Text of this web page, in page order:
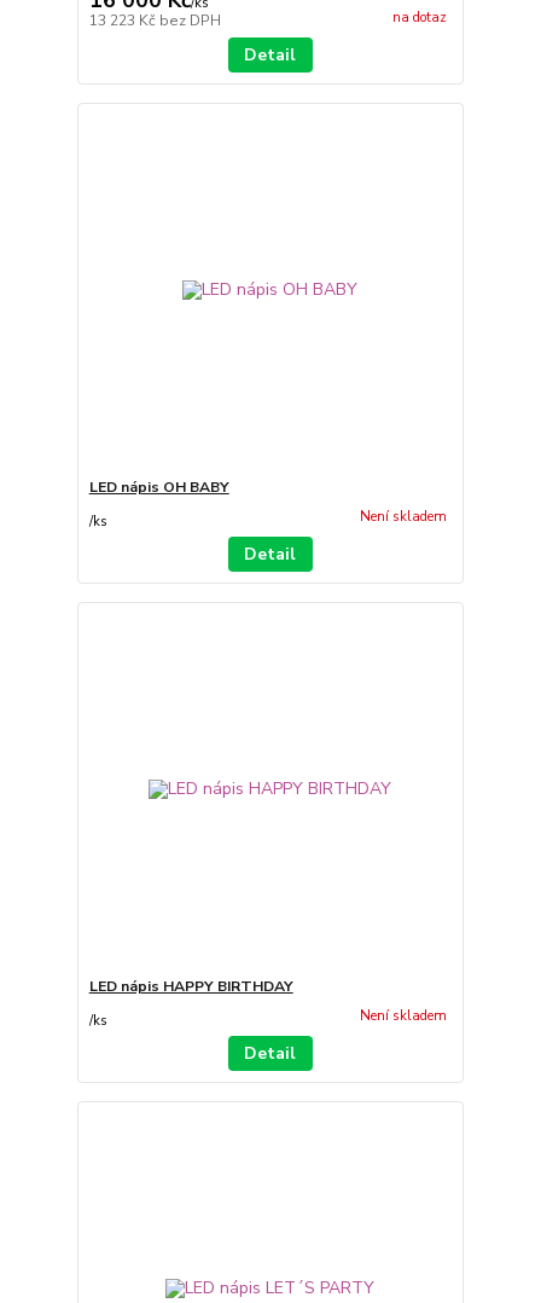
13 223 Kč bez DPH na dotaz
Detail
LED nápis OH BABY
/ks Není skladem
Detail
LED nápis HAPPY BIRTHDAY
/ks Není skladem
Detail